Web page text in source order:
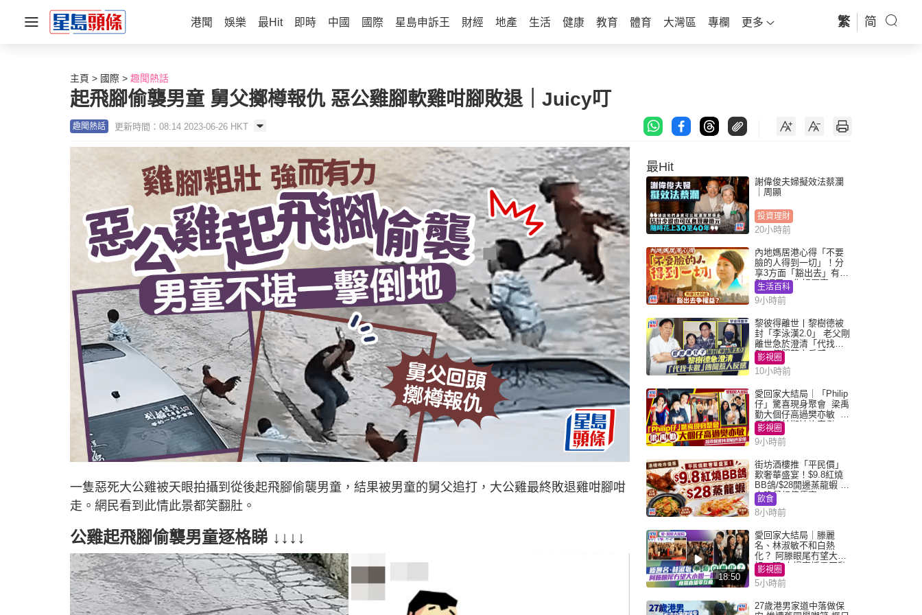
港聞 娛樂 最Hit 即時 中國 國際 星島申訴王 財經 地產 生活 健康 教育 體育 大灣區 專欄 更多 繁 简
主頁 國際 趣聞熱話
起飛腳偷襲男童 舅父擲樽報仇 惡公雞腳軟雞咁腳敗退｜Juicy叮
趣聞熱話 更新時間：08:14 2023-06-26 HKT
一隻惡死大公雞被天眼拍攝到從後起飛腳偷襲男童，結果被男童的舅父追打，大公雞最終敗退雞咁腳咁
走。網民看到此情此景都笑翻肚。
公雞起飛腳偷襲男童逐格睇 ↓↓↓↓
最Hit
謝偉俊夫婦擬效法蔡瀾
｜周顯
投資理財
20小時前
內地媽居港心得「不要
臉的人得到一切」！分
享3方面「豁出去」有著
數 網民：你好厲害
生活百科
9小時前
黎彼得離世丨黎樹德被
封「李泳漢2.0」 老父剛
離世急於澄清「代找卡
數」傳聞惹人反感
影視圈
10小時前
愛回家大結局｜「Philip
仔」驚喜現身聚會 梁禹
勤大個仔高過樊亦敏 超
乖黐實林淑敏許家傑
影視圈
9小時前
街坊酒樓推「平民價」
歎奢華盛宴！$9.8紅燒
BB鴿/$28開邊蒸龍蝦 3
大晚餐超值優惠
飲食
8小時前
18:50
愛回家大結局｜滕麗
名、林淑敏不和白熱
化？ 阿滕眼尾冇望大小
姐一眼 商場直播零互動
影視圈
5小時前
27歲港男家道中落做保